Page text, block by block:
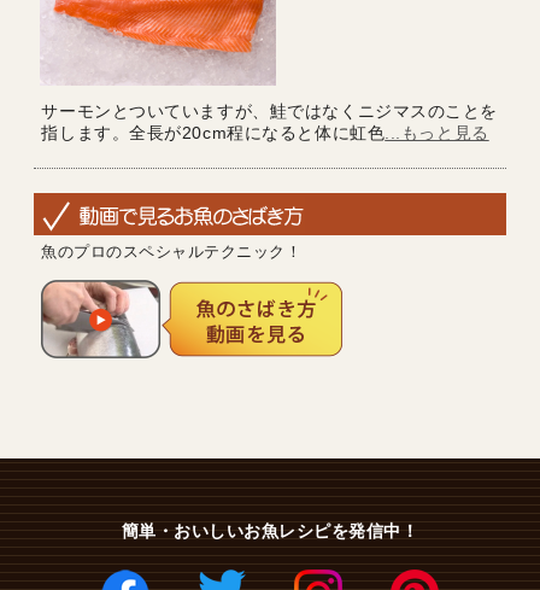
サーモンとついていますが、鮭ではなくニジマスのことを
指します。全長が20cm程になると体に虹色 ...もっと見る
魚のプロのスペシャルテクニック！
簡単・おいしいお魚レシピを発信中！